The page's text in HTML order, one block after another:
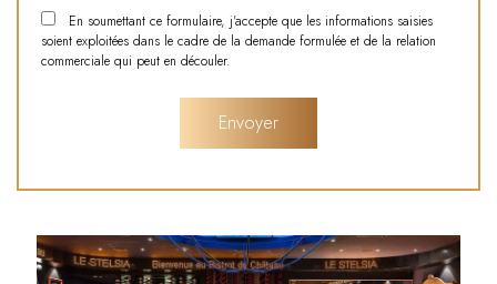
En soumettant ce formulaire, j'accepte que les informations saisies
soient exploitées dans le cadre de la demande formulée et de la relation
commerciale qui peut en découler.